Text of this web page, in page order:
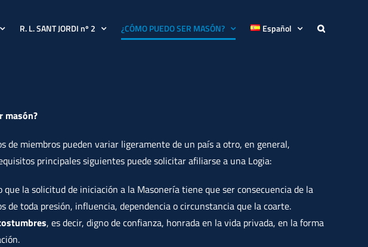
R. L. SANT JORDI nº 2 ¿CÓMO PUEDO SER MASÓN? Español
masón?
de miembros pueden variar ligeramente de un país a otro, en general,
principales siguientes puede solicitar afiliarse a una Logia:
que la solicitud de iniciación a la Masonería tiene que ser consecuencia de la
de toda presión, influencia, dependencia o circunstancia que la coarte.
, es decir, digno de confianza, honrada en la vida privada, en la forma